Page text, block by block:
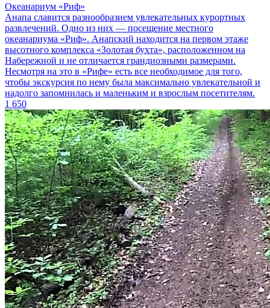
Океанариум «Риф»
Анапа славится разнообразием увлекательных курортных
развлечений. Одно из них ― посещение местного
океанариума «Риф». Анапский находится на первом этаже
высотного комплекса «Золотая бухта», расположенном на
Набережной и не отличается грандиозными размерами.
Несмотря на это в «Рифе» есть все необходимое для того,
чтобы экскурсия по нему была максимально увлекательной и
надолго запомнилась и маленьким и взрослым посетителям.
1 650